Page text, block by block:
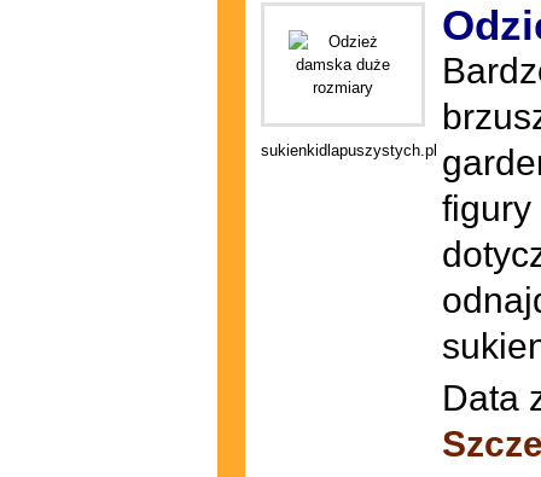
sukienkidlapuszystych.pl
figury
Data